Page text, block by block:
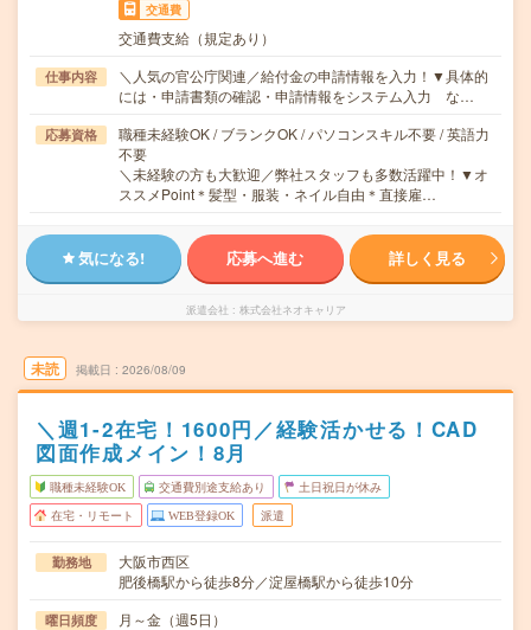
交通費
交通費支給（規定あり）
仕事内容
＼人気の官公庁関連／給付金の申請情報を入力！▼具体的
には・申請書類の確認・申請情報をシステム入力 な…
応募資格
職種未経験OK / ブランクOK / パソコンスキル不要 / 英語力
不要
＼未経験の方も大歓迎／弊社スタッフも多数活躍中！▼オ
ススメPoint＊髪型・服装・ネイル自由＊直接雇…
気になる! 応募へ進む 詳しく見る
派遣会社 株式会社ネオキャリア
未読 掲載日 2026/08/09
＼週1-2在宅！1600円／経験活かせる！CAD
図面作成メイン！8月
職種未経験OK 交通費別途支給あり 土日祝日が休み
在宅・リモート WEB登録OK 派遣
勤務地
大阪市西区
肥後橋駅から徒歩8分／淀屋橋駅から徒歩10分
曜日頻度 月～金（週5日）